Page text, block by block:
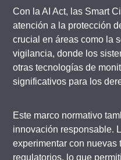
Con la AI Act, las Smart
atención a la protección
crucial en áreas como la
vigilancia, donde los
otras tecnologías de
significativos para los
Este marco normativo
innovación responsable.
experimentar con
regulatorios, lo que